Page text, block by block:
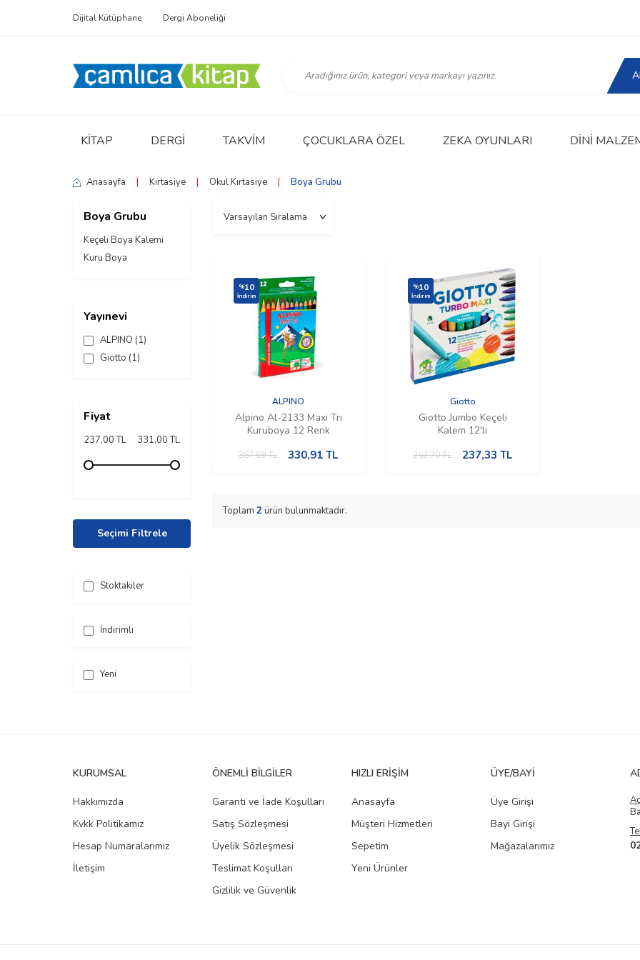
Dijital Kütüphane Dergi Aboneliği
KITAP DERGI TAKVIM ÇOCUKLARA ÖZEL ZEKA OYUNLARI DINI
Anasayfa | Kırtasiye | Okul Kırtasiye | Boya Grubu
Boya Grubu
Keçeli Boya Kalemi
Kuru Boya
Yayınevi
ALPINO (1)
Giotto (1)
Fiyat
237,00 TL 331,00 TL
Seçimi Filtrele
Stoktakiler
İndirimli
Yeni
%10
İndirim
ALPINO
Alpino Al-2133 Maxi Trı
Kuruboya 12 Renk
367,68TL 330,91 TL
%10
İndirim
Giotto
Giotto Jumbo Keçeli
Kalem 12'li
263,70TL 237,33 TL
Toplam 2 ürün bulunmaktadır.
KURUMSAL
Hakkımızda
Kvkk Politikamız
Hesap Numaralarımız
İletişim
ÖNEMLI BILGILER
Garanti ve İade Koşulları
Satış Sözleşmesi
Üyelik Sözleşmesi
Teslimat Koşulları
Gizlilik ve Güvenlik
HIZLI ERIŞIM
Anasayfa
Müşteri Hizmetleri
Sepetim
Yeni Ürünler
ÜYE/BAYI
Üye Girişi
Bayi Girişi
Mağazalarımız